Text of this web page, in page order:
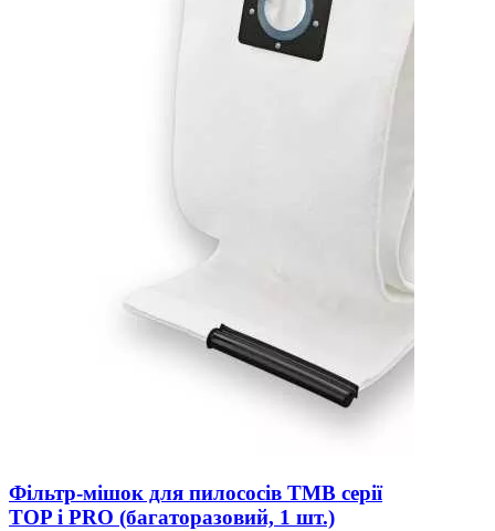
Фільтр-мішок для пилососів TMB серії
TOP і PRO (багаторазовий, 1 шт.)